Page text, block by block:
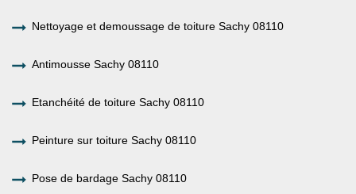
Nettoyage et demoussage de toiture Sachy 08110
Antimousse Sachy 08110
Etanchéité de toiture Sachy 08110
Peinture sur toiture Sachy 08110
Pose de bardage Sachy 08110